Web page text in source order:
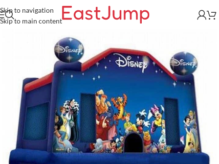
Skip to navigation
Skip to main content